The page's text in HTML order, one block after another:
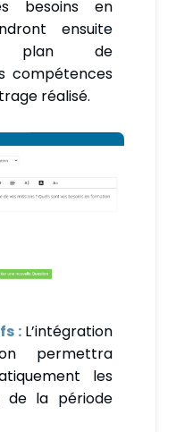
besoins en
ensuite
plan de
compétences
réalisé.
: L’intégration
permettra
les
de la période